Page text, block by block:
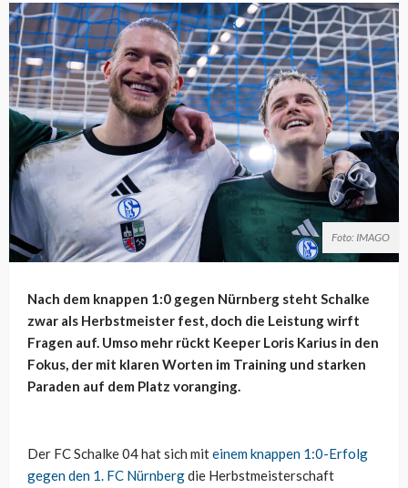
Foto: IMAGO
Nach dem knappen 1:0 gegen Nürnberg steht Schalke
zwar als Herbstmeister fest, doch die Leistung wirft
Fragen auf. Umso mehr rückt Keeper Loris Karius in den
Fokus, der mit klaren Worten im Training und starken
Paraden auf dem Platz voranging.
Der FC Schalke 04 hat sich miteinem knappen 1:0-Erfolg
gegen den 1. FC Nürnbergdie Herbstmeisterschaft